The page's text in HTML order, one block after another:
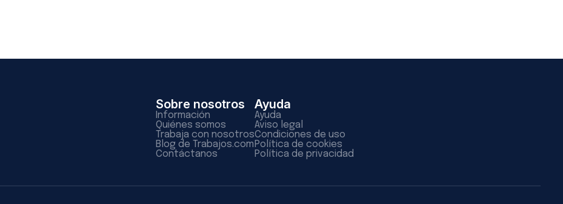
Sobre nosotros
Información
Quiénes somos
Trabaja con nosotros
Blog de Trabajos.com
Contáctanos
Ayuda
Ayuda
Aviso legal
Condiciones de uso
Política de cookies
Política de privacidad